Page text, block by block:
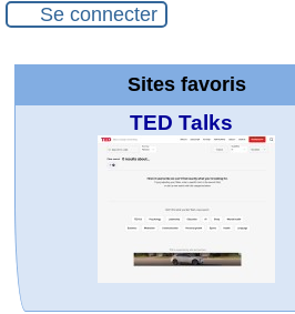
Se connecter
Sites favoris
TED Talks